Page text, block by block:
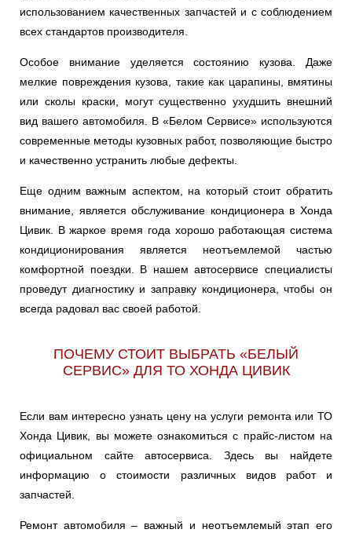
использованием качественных запчастей и с соблюдением
всех стандартов производителя.
Особое внимание уделяется состоянию кузова. Даже
мелкие повреждения кузова, такие как царапины, вмятины
или сколы краски, могут существенно ухудшить внешний
вид вашего автомобиля. В «Белом Сервисе» используются
современные методы кузовных работ, позволяющие быстро
и качественно устранить любые дефекты.
Еще одним важным аспектом, на который стоит обратить
внимание, является обслуживание кондиционера в Хонда
Цивик. В жаркое время года хорошо работающая система
кондиционирования является неотъемлемой частью
комфортной поездки. В нашем автосервисе специалисты
проведут диагностику и заправку кондиционера, чтобы он
всегда радовал вас своей работой.
ПОЧЕМУ СТОИТ ВЫБРАТЬ «БЕЛЫЙ
СЕРВИС» ДЛЯ ТО ХОНДА ЦИВИК
Если вам интересно узнать цену на услуги ремонта или ТО
Хонда Цивик, вы можете ознакомиться с прайс-листом на
официальном сайте автосервиса. Здесь вы найдете
информацию о стоимости различных видов работ и
запчастей.
Ремонт автомобиля – важный и неотъемлемый этап его